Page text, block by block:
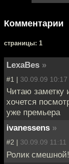
Комментарии
cтраницы: 1
LexaBes »
#1 | 30.09.09 10:17
Читаю заметку
хочется
уже премьера
ivanessens »
#2 | 30.09.09 11:11
Ролик смешной!